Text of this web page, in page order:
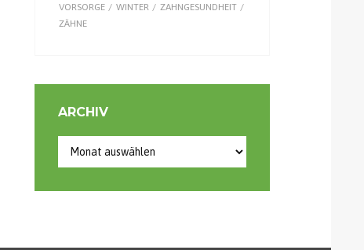
VORSORGE
WINTER
ZAHNGESUNDHEIT
ZÄHNE
ARCHIV